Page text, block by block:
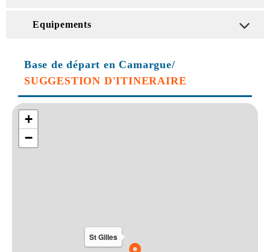
Equipements
Base de départ en Camargue/
SUGGESTION D'ITINERAIRE